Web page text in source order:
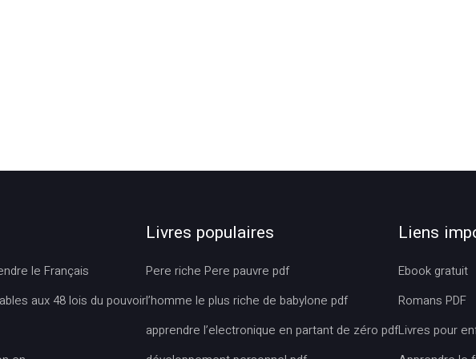
le Français
aux 48 lois du pouvoir
Livres populaires
Pere riche Pere pauvre pdf
l’homme le plus riche de babylone pdf
apprendre l’electronique en partant de zéro pdf
Liens
Ebook gratuit
Romans PDF
Livres pour